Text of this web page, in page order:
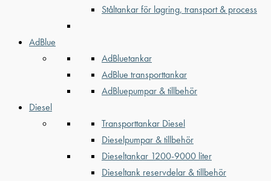
Ståltankar för lagring, transport & process
AdBlue
AdBluetankar
AdBlue transporttankar
AdBluepumpar & tillbehör
Diesel
Transporttankar Diesel
Dieselpumpar & tillbehör
Dieseltankar 1200-9000 liter
Dieseltank reservdelar & tillbehör